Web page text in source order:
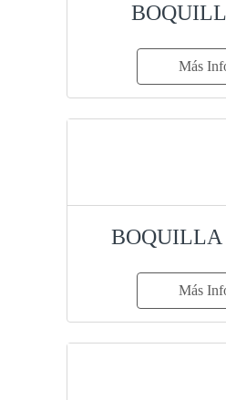
Más
BOQUILLA
Más